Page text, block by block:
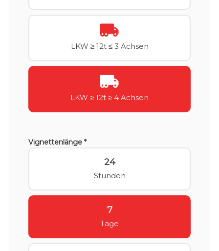
LKW ≥ 12t ≤ 3 Achsen
LKW ≥ 12t ≥ 4 Achsen
Vignettenlänge *
24
Stunden
7
Tage